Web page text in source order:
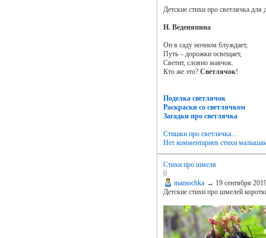
Детские стихи про светлячка
Н. Веденяпина
Он в саду ночном блуждает,
Путь – дорожки освещает,
Светит, словно маячок.
Кто же это? Светлячок!
Поделка светлячок
Раскраски со светлячком
Загадки про светлячка
Стишки про светлячка...
Нет комментариев стихи
Стихи про шмеля
0
mamochka → 19 сентября
Детские стихи про шмелей